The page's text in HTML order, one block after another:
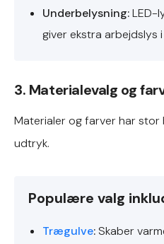
Underbelysning:LED-
giver ekstra arbejdslys i
3. Materialevalg og
Materialer og farver har
udtryk.
Populære valg
Trægulve:Skaber